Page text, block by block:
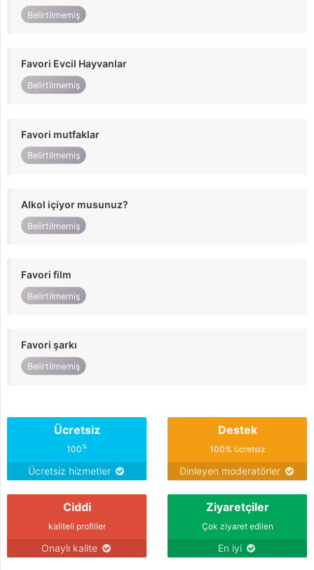
Belirtilmemiş
Favori Evcil Hayvanlar
Belirtilmemiş
Favori mutfaklar
Belirtilmemiş
Alkol içiyor musunuz?
Belirtilmemiş
Favori film
Belirtilmemiş
Favori şarkı
Belirtilmemiş
Ücretsiz
100%
Ücretsiz hizmetler
Destek
100% ücretsiz
Dinleyen moderatörler
Ciddi
kaliteli profiller
Onaylı kalite
Ziyaretçiler
Çok ziyaret edilen
En iyi